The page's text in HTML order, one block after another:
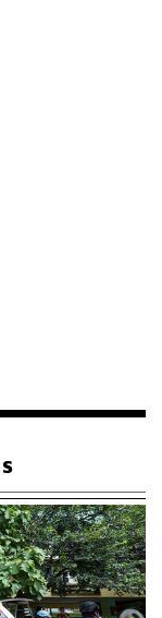
า, พรหมคีรี,
งขัน, พระพรหม,
ำ, ทุ่งใหญ่, พิปูน,
1,483 หมู่บ้าน
วเรือน 637,267